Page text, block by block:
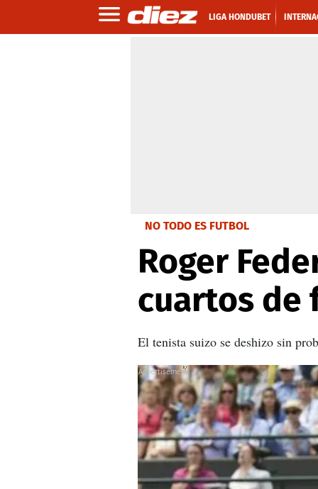
LIGA HONDUBET
NO TODO ES FUTBOL
Roger
cuartos de
El tenista suizo se deshizo sin
X